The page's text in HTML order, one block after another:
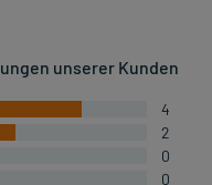
unserer Kunden
4
2
0
0